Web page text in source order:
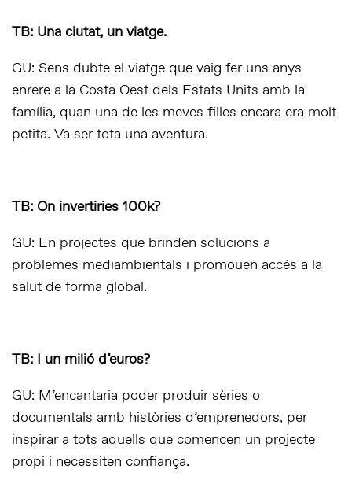
TB: Una ciutat, un viatge.
GU: Sens dubte el viatge que vaig fer uns anys
enrere a la Costa Oest dels Estats Units amb la
família, quan una de les meves filles encara era molt
petita. Va ser tota una aventura.
TB: On invertiries 100k?
GU: En projectes que brinden solucions a
problemes mediambientals i promouen accés a la
salut de forma global.
TB: I un milió d’euros?
GU: M’encantaria poder produir sèries o
documentals amb històries d’emprenedors, per
inspirar a tots aquells que comencen un projecte
propi i necessiten confiança.